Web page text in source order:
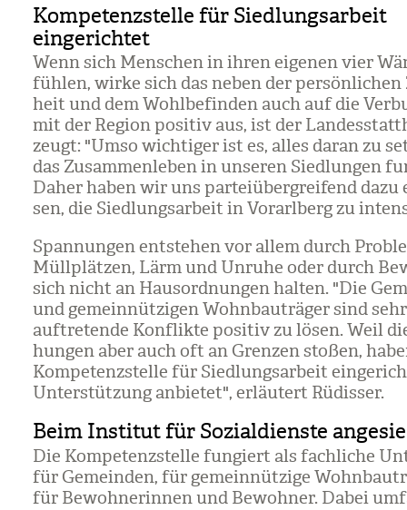
Kompetenzstelle für Siedlungsarbeit
eingerichtet
Wenn sich Men­schen in ihren eige­nen vier
füh­len, wirke sich das neben der
heit und dem Wohl­be­fin­den auch auf die
mit der Region posi­tiv aus, ist der
zeugt: "Umso wich­ti­ger ist es, alles daran zu
das Zusam­men­le­ben in unse­ren Sied­lun­gen
Daher haben wir uns par­tei­über­grei­fend
sen, die Sied­lungs­ar­beit in Vor­arl­berg zu
Span­nun­gen ent­ste­hen vor allem durch
Müll­plät­zen, Lärm und Unruhe oder durch
sich nicht an Haus­ord­nun­gen hal­ten. "Die
und gemein­nüt­zi­gen Wohn­bau­trä­ger sind
auf­tre­tende Kon­flikte posi­tiv zu lösen. Weil
hun­gen aber auch oft an Gren­zen sto­ßen,
Kom­pe­tenz­stelle für Sied­lungs­ar­beit
Unter­stüt­zung anbie­tet", erläu­tert Rüdis­ser.
Beim Institut für Sozialdienste
Die Kom­pe­tenz­stelle fun­giert als fach­li­che
für Gemein­den, für gemein­nüt­zige
für Bewoh­ne­rin­nen und Bewoh­ner. Dabei